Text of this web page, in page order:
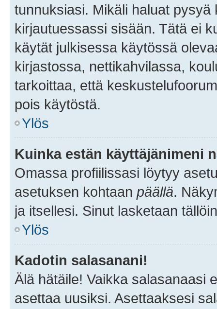
tunnuksiasi. Mikäli haluat
kirjautuessassi sisään. Tätä ei
käytät julkisessa käytössä
kirjastossa, nettikahvilassa,
tarkoittaa, että
pois käytöstä.
Ylös
Kuinka estän käyttäjänimeni
Omassa profiilissasi löytyy
asetuksen kohtaan päällä.
ja itsellesi. Sinut lasketaan
Ylös
Kadotin salasanani!
Älä hätäile! Vaikka salasanaasi
asettaa uusiksi. Asettaaksesi